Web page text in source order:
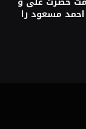
احمد مسعود را